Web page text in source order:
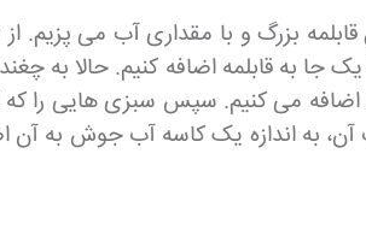
بزرگ و با مقداری آب می پزیم.
به قابلمه اضافه کنیم. حالا به
می کنیم. سپس سبزی هایی را که
به اندازه یک کاسه آب جوش به آن